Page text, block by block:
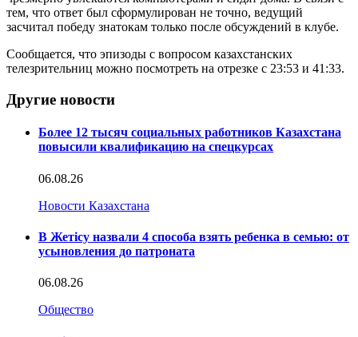
тем, что ответ был сформулирован не точно, ведущий
засчитал победу знатокам только после обсуждений в клубе.
Сообщается, что эпизоды с вопросом казахстанских
телезрительниц можно посмотреть на отрезке с 23:53 и 41:33.
Другие новости
Более 12 тысяч социальных работников Казахстана
повысили квалификацию на спецкурсах
06.08.26
Новости Казахстана
В Жетісу назвали 4 способа взять ребенка в семью: от
усыновления до патроната
06.08.26
Общество